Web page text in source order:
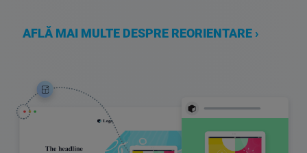
AFLĂ MAI MULTE DESPRE REORIENTARE ›